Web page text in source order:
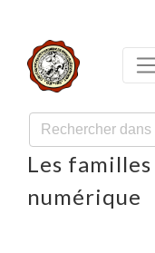
Les
numérique